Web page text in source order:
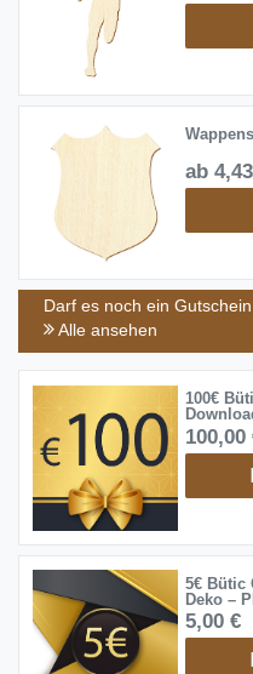
ab
Darf es noch ein
Alle ansehen
100€
100,00
5€ Bütic
Deko –
5,00 €